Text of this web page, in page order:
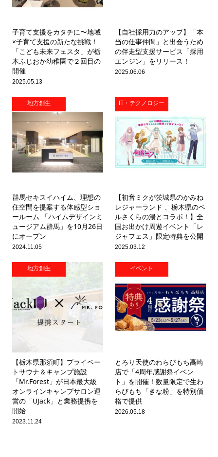
子育て支援をカタチに〜地域
×子育て支援の新たな挑戦！
「こども未来フェスタ」が栃
木ふじおか幼稚園で２回目の
開催
2025.05.13
【自社採用力のアップ】「本
当の仕事仲間」と出会うため
の伴走型支援サービス「採用
エンジン」をリリース！
2025.06.06
地方創生
群馬セキスイハイム、理想の
住空間を提案する体感型ショ
ールーム 「ハイムデザインミ
ュージアム群馬」を10月26日
にオープン
2024.11.05
IT・テクノロジー
【初音ミクが茨城県のかみね
レジャーランド 、栃木県のベ
ルさくらの湯とコラボ！】全
国お出かけ周遊イベント「レ
ジャフェス」限定特典を公開
2025.03.12
地方創生
【栃木県那須町】プライベー
トサウナ＆キャンプ施設
「Mr.Forest」が日本最大級
オンラインキャンプサロン運
営の「UJack」と業務提携を
開始
2023.11.24
イベント
とろり天使のわらびもち高崎
店で「4周年感謝祭イベン
ト」を開催！数量限定で生わ
らびもち「きな粉」を特別価
格で提供
2026.05.18